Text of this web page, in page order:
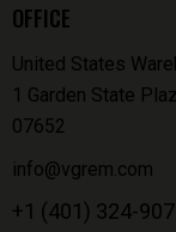
OFFICE
United States
1 Garden State
07652
info@vgrem.com
+1 (401) 324-